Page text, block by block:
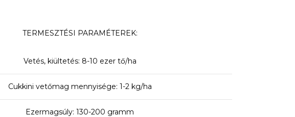
TERMESZTÉSI PARAMÉTEREK:
Vetés, kiültetés: 8-10 ezer tő/ha
Cukkini vetőmag mennyisége: 1-2 kg/ha
Ezermagsúly: 130-200 gramm